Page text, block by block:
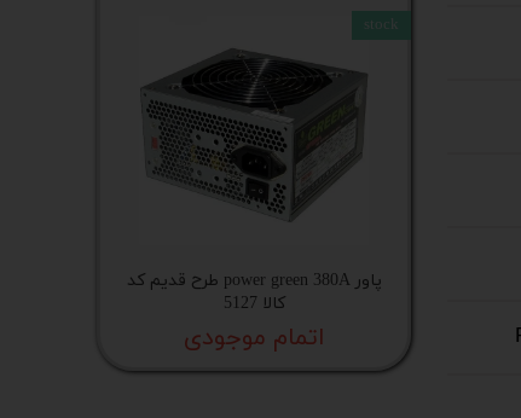
پاور power green 380A طرح قدیم کد
کالا 5127
اتمام موجودی
stock